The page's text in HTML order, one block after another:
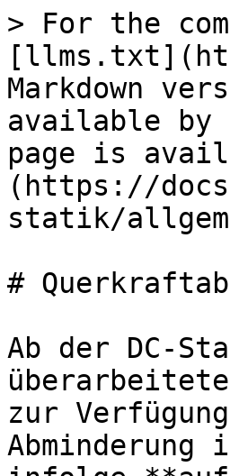
> For the
Markdown
available by
page is
(https://
statik/
#
Ab der DC-
zur